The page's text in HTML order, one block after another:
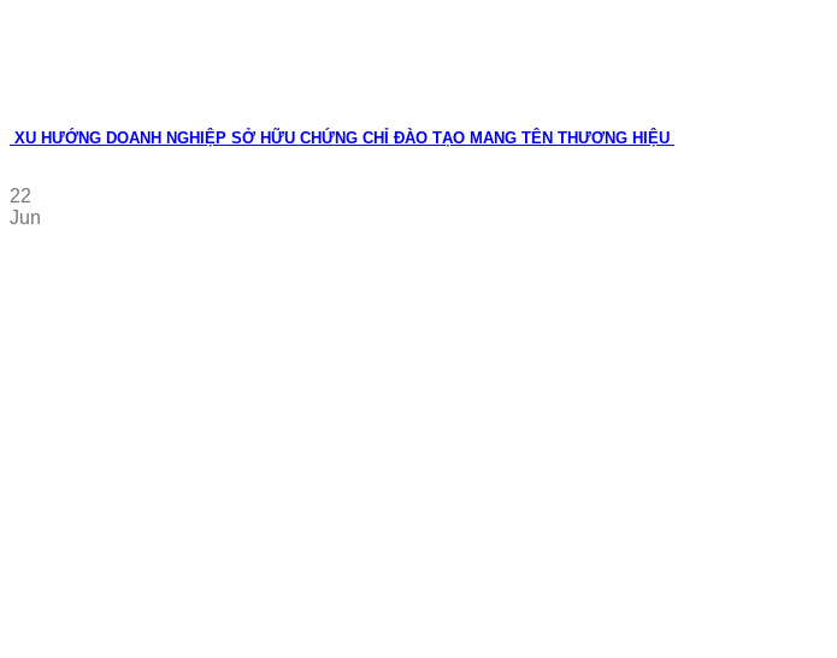
XU HƯỚNG DOANH NGHIỆP SỞ HỮU CHỨNG CHỈ ĐÀO TẠO MANG TÊN THƯƠNG HIỆU
22
Jun